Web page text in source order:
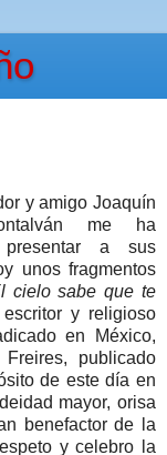
y amigo Joaquín
me ha
presentar a sus
unos fragmentos
cielo sabe que te
y religioso
en México,
publicado
de este día en
mayor, orisa
benefactor de la
y celebro la